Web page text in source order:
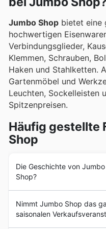
Jumbo Shop bietet eine
hochwertigen
Verbindungsglieder,
Klemmen, Schrauben,
Haken und Stahlketten.
Gartenmöbel und
Leuchten, Sockelleisten
Spitzenpreisen.
Häufig gestellte
Shop
Die Geschichte von
Shop?
auf den Online-Handel
10 Jahren am Markt ist.
Nimmt Jumbo Shop das
saisonalen